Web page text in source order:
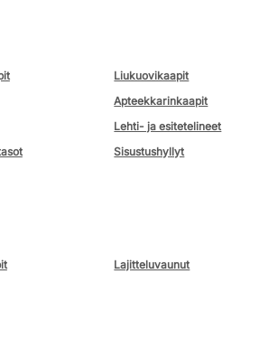
Liukuovikaapit
Apteekkarinkaapit
Lehti- ja esitetelineet
Sisustushyllyt
Lajitteluvaunut